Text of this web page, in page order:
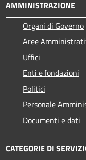
AMMINISTRAZIONE
Organi di Governo
Aree
Uffici
Enti e fondazioni
Politici
Personale
Documenti e dati
CATEGORIE DI